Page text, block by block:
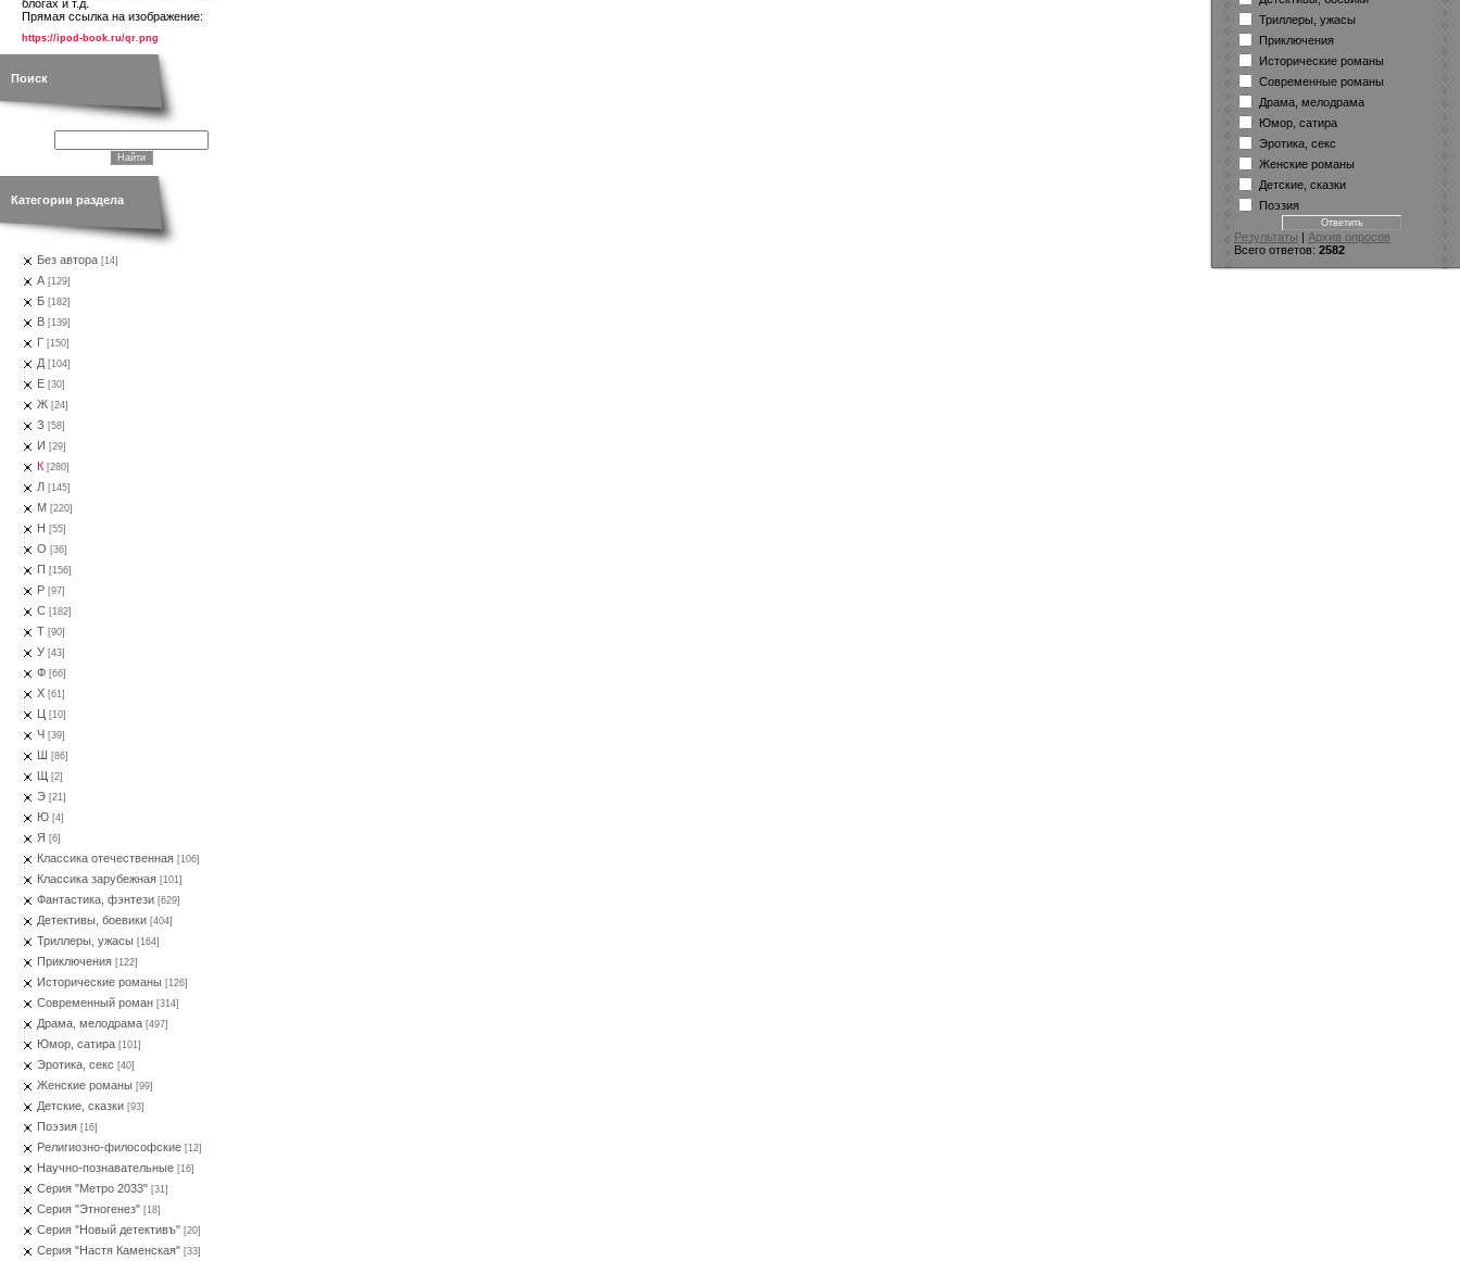
блогах и т.д.
Прямая ссылка на изображение:
https://ipod-book.ru/qr.png
Поиск
Категории раздела
Без автора [14]
А [129]
Б [182]
В [139]
Г [150]
Д [104]
Е [30]
Ж [24]
З [58]
И [29]
К [280]
Л [145]
М [220]
Н [55]
О [36]
П [156]
Р [97]
С [182]
Т [90]
У [43]
Ф [66]
Х [61]
Ц [10]
Ч [39]
Ш [86]
Щ [2]
Э [21]
Ю [4]
Я [6]
Классика отечественная [106]
Классика зарубежная [101]
Фантастика, фэнтези [629]
Детективы, боевики [404]
Триллеры, ужасы [164]
Приключения [122]
Исторические романы [126]
Современный роман [314]
Драма, мелодрама [497]
Юмор, сатира [101]
Эротика, секс [40]
Женские романы [99]
Детские, сказки [93]
Поэзия [16]
Религиозно-философские [12]
Научно-познавательные [16]
Серия "Метро 2033" [31]
Серия "Этногенез" [18]
Серия "Новый детективъ" [20]
Серия "Настя Каменская" [33]
Триллеры, ужасы
Приключения
Исторические романы
Современные романы
Драма, мелодрама
Юмор, сатира
Эротика, секс
Женские романы
Детские, сказки
Поэзия
Результаты | Архив опросов
Всего ответов: 2582